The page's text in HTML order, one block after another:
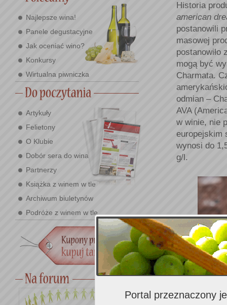
Najlepsze wina!
Panele degustacyjne
Jak oceniać wino?
Konkursy
Wirtualna piwniczka
Artykuły
Felietony
O Klubie
Dobór sera do wina
Partnerzy
Książka z winem w tle
Archiwum biuletynów
Podróże z winem w tle
Historia
american
postanowili
masowej
postanowiło
mogą być
Charmata.
odmian –
AVA
w winie, nie
europejskim
wynosi do
g/l.
Portal przeznaczony